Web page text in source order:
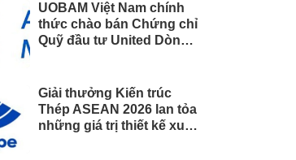
UOBAM Việt Nam chính
thức chào bán Chứng chỉ
Quỹ đầu tư United Dòng
Giải thưởng Kiến trúc
Thép ASEAN 2026 lan tỏa
những giá trị thiết kế xuất